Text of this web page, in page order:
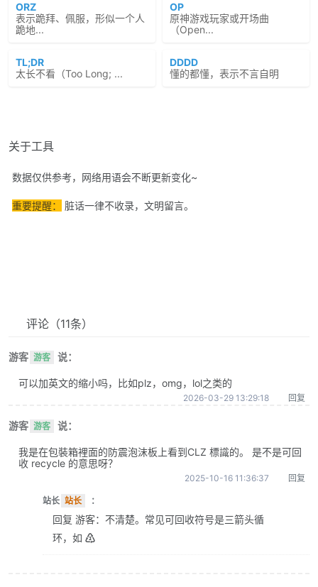
ORZ
表示跪拜、佩服，形似一个人
跪地...
OP
原神游戏玩家或开场曲
（Open...
TL;DR
太长不看（Too Long; ...
DDDD
懂的都懂，表示不言自明
关于工具
数据仅供参考，网络用语会不断更新变化~
重要提醒： 脏话一律不收录，文明留言。
评论 （11条）
游客 游客 说：
可以加英文的缩小吗，比如plz，omg，lol之类的
2026-03-29 13:29:18 回复
游客 游客 说：
我是在包裝箱裡面的防震泡沫板上看到CLZ 標識的。 是不是可回
收 recycle 的意思呀？
2025-10-16 11:36:37 回复
站长 站长 ：
回复 游客：不清楚。常见可回收符号是三箭头循
环，如 ♴